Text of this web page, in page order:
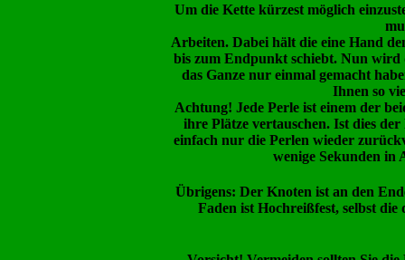
Um die Kette kürzest möglich
Arbeiten. Dabei hält die eine Hand
bis zum Endpunkt schiebt. Nun wird
das Ganze nur einmal gemacht
Ihnen so
Achtung! Jede Perle ist einem der
ihre Plätze vertauschen. Ist dies
einfach nur die Perlen wieder
wenige Sekunden in
Übrigens: Der Knoten ist an den
Faden ist Hochreißfest, selbst